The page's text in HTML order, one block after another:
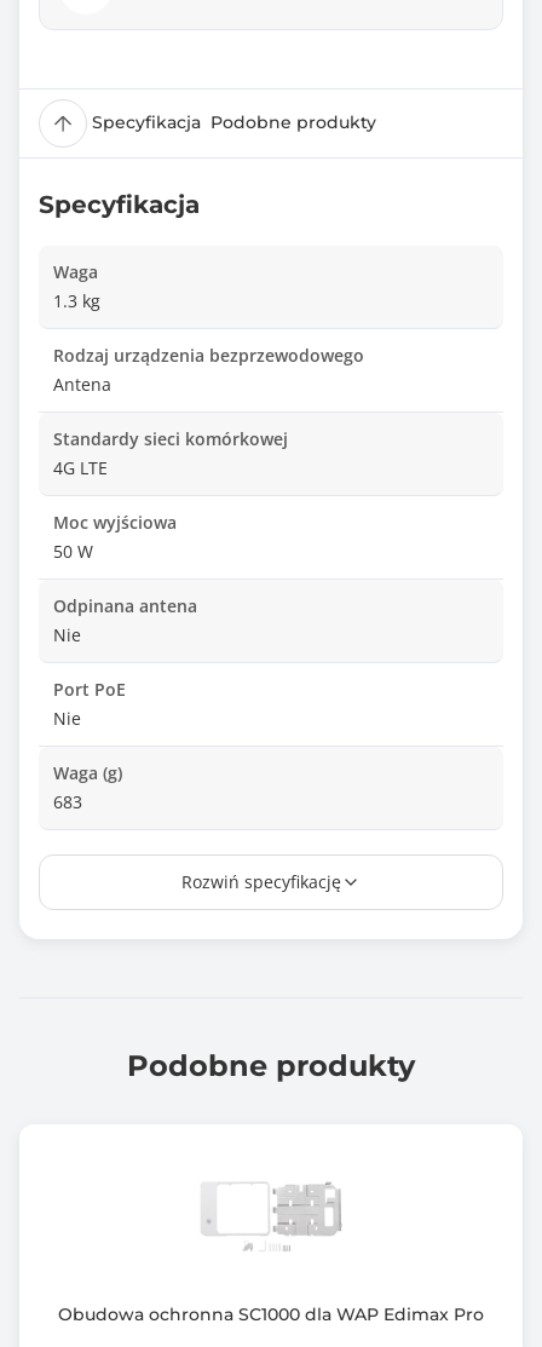
Specyfikacja Podobne produkty
Specyfikacja
Waga
1.3 kg
Rodzaj urządzenia bezprzewodowego
Antena
Standardy sieci komórkowej
4G LTE
Moc wyjściowa
50 W
Odpinana antena
Nie
Port PoE
Nie
Waga (g)
683
Zawiera baterię / akumulator
Informacje dodatkowe
VSWR: ? 3.0
Wysokość: 210 mm
Rozwiń specyfikację
Podobne produkty
Obudowa ochronna SC1000 dla WAP Edimax Pro